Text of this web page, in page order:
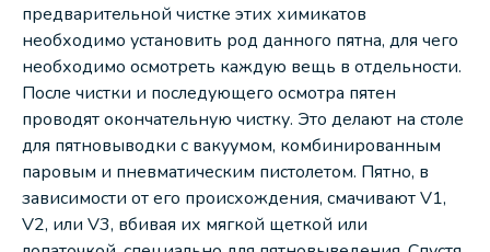
предварительной чистке этих химикатов
необходимо установить род данного пятна, для чего
необходимо осмотреть каждую вещь в отдельности.
После чистки и последующего осмотра пятен
проводят окончательную чистку. Это делают на столе
для пятновыводки с вакуумом, комбинированным
паровым и пневматическим пистолетом. Пятно, в
зависимости от его происхождения, смачивают V1,
V2, или V3, вбивая их мягкой щеткой или